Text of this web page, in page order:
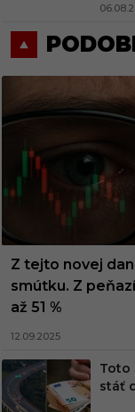
Z tejto novej
smútku. Z
až 51 %
12.09.2025
Toto
stáť